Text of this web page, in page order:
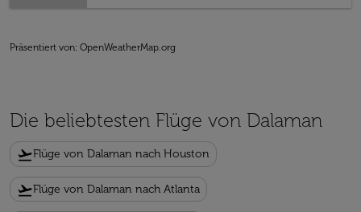
Präsentiert von: OpenWeatherMap.org
Die beliebtesten Flüge von Dalaman
flight_takeoffFlüge von Dalaman nach Houston
flight_takeoffFlüge von Dalaman nach Atlanta